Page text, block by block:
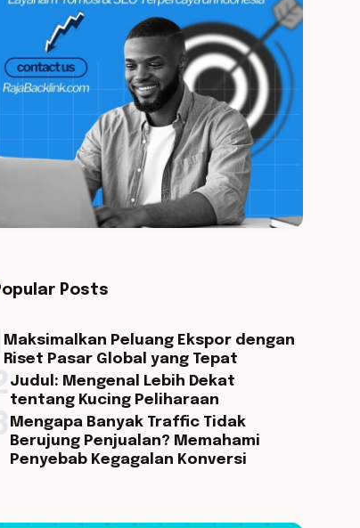
Posts
Maksimalkan Peluang Ekspor dengan
Riset Pasar Global yang Tepat
Judul: Mengenal Lebih Dekat
tentang Kucing Peliharaan
Mengapa Banyak Traffic Tidak
Berujung Penjualan? Memahami
Penyebab Kegagalan Konversi